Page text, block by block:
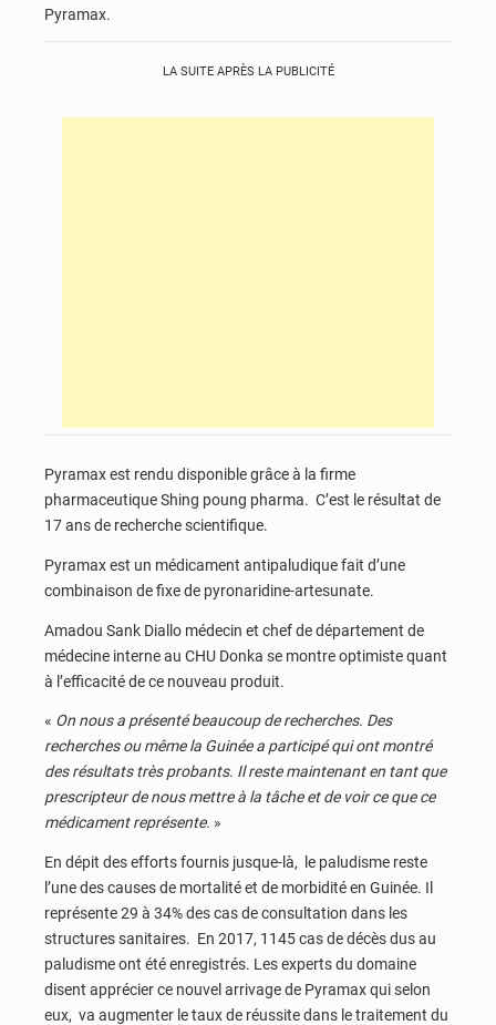
Pyramax.
LA SUITE APRÈS LA PUBLICITÉ
Pyramax est rendu disponible grâce à la firme
pharmaceutique Shing poung pharma. C’est le résultat de
17 ans de recherche scientifique.
Pyramax est un médicament antipaludique fait d’une
combinaison de fixe de pyronaridine-artesunate.
Amadou Sank Diallo médecin et chef de département de
médecine interne au CHU Donka se montre optimiste quant
à l’efficacité de ce nouveau produit.
« On nous a présenté beaucoup de recherches. Des
recherches ou même la Guinée a participé qui ont montré
des résultats très probants. Il reste maintenant en tant que
prescripteur de nous mettre à la tâche et de voir ce que ce
médicament représente. »
En dépit des efforts fournis jusque-là, le paludisme reste
l’une des causes de mortalité et de morbidité en Guinée. Il
représente 29 à 34% des cas de consultation dans les
structures sanitaires. En 2017, 1145 cas de décès dus au
paludisme ont été enregistrés. Les experts du domaine
disent apprécier ce nouvel arrivage de Pyramax qui selon
eux, va augmenter le taux de réussite dans le traitement du